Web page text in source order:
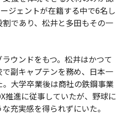
ジェントが在籍する中で6名し
であり、松井と多田もその一
ウンドをもつ。松井はかつて
副キャプテンを務め、日本一
大学卒業後は商社の鉄鋼事業
推進に従事していたが、野球に
充実感を得られずにいた。